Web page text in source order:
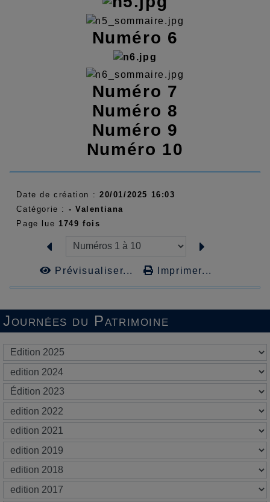
Journées du Patrimoine
Numéro 6
Numéro 7
Numéro 8
Numéro 9
Numéro 10
Date de création : 20/01/2025 16:03
Catégorie : - Valentiana
Page lue 1749 fois
Prévisualiser... Imprimer...